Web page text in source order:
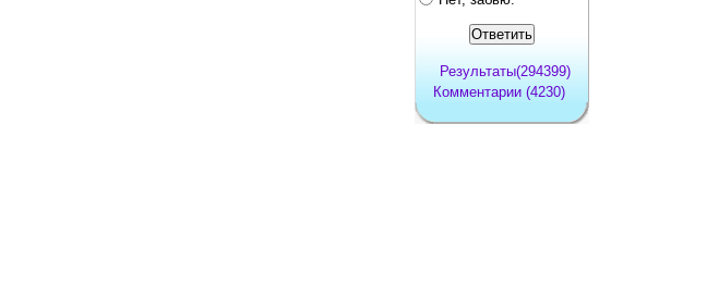
Результаты(294399)
Комментарии (4230)